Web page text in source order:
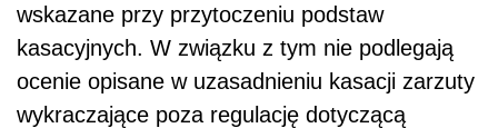
wskazane przy przytoczeniu podstaw
kasacyjnych. W związku z tym nie podlegają
ocenie opisane w uzasadnieniu kasacji zarzuty
wykraczające poza regulację dotyczącą